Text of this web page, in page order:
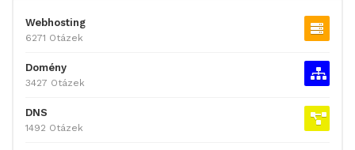
Webhosting
6271 Otázek
Domény
3427 Otázek
DNS
1492 Otázek